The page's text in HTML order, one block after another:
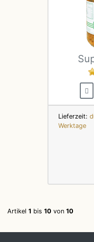
Lieferzeit:
Werktage
Artikel 1 bis 10 von 10